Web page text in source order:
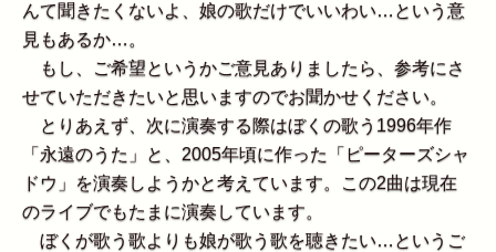
んて聞きたくないよ、娘の歌だけでいいわい…という意
見もあるか…。
もし、ご希望というかご意見ありましたら、参考にさ
せていただきたいと思いますのでお聞かせください。
とりあえず、次に演奏する際はぼくの歌う1996年作
「永遠のうた」と、2005年頃に作った「ピーターズシャ
ドウ」を演奏しようかと考えています。この2曲は現在
のライブでもたまに演奏しています。
ぼくが歌う歌よりも娘が歌う歌を聴きたい…というご